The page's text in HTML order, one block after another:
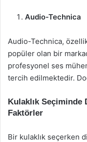
Audio-Technica
Audio-Technica,
popüler olan bir
profesyonel ses
tercih edilmektedir.
Kulaklık Seçiminde
Faktörler
Bir kulaklık seçerken